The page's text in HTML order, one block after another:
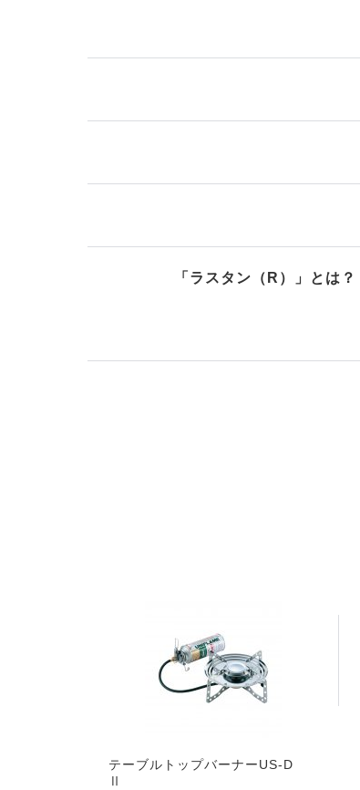
「ラスタン（R）」とは？
テーブルトップバーナーUS-D
Ⅱ